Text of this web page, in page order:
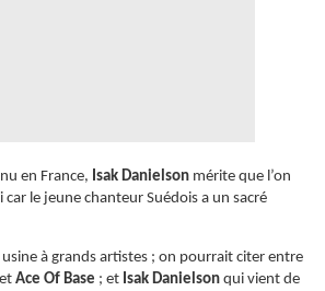
en France, Isak Danielson mérite que l’on
car le jeune chanteur Suédois a un sacré
à grands artistes ; on pourrait citer entre
et Ace Of Base ; et Isak Danielson qui vient de